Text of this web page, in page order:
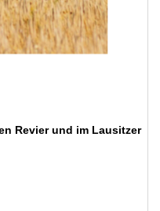
Revier und im Lausitzer